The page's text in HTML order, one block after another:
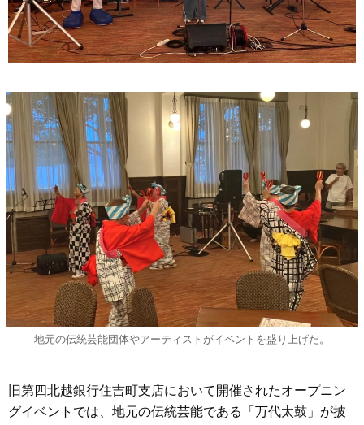
地元の伝統芸能団体やアーティストがイベントを盛り上げた。
旧第四北越銀行住吉町支店において開催されたオープニン
グイベントでは、地元の伝統芸能である「万代太鼓」が披